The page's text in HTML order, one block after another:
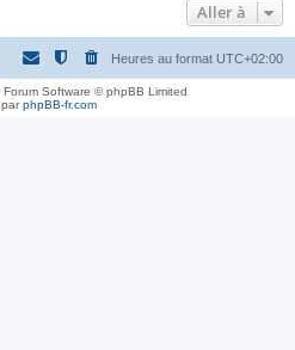
Aller à
Heures au format UTC+02:00
Forum Software © phpBB Limited
parphpBB-fr.com